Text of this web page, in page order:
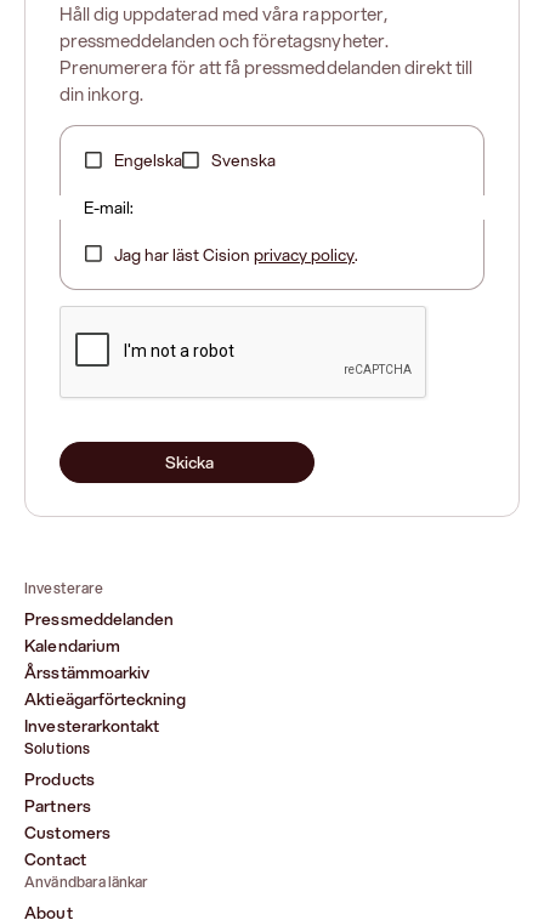
Håll dig uppdaterad med våra rapporter,
pressmeddelanden och företagsnyheter.
Prenumerera för att få pressmeddelanden direkt till
din inkorg.
Engelska Svenska
E-mail:
Jag har läst Cisionprivacy policy.
Skicka
Investerare
Pressmeddelanden
Kalendarium
Årsstämmoarkiv
Aktieägarförteckning
Investerarkontakt
Solutions
Products
Partners
Customers
Contact
Användbara länkar
About